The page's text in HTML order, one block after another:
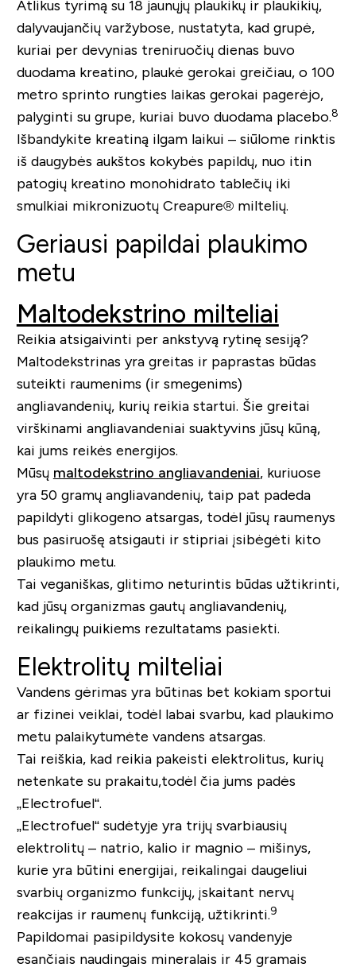
Atlikus tyrimą su 18 jaunųjų plaukikų ir plaukikių,
dalyvaujančių varžybose, nustatyta, kad grupė,
kuriai per devynias treniruočių dienas buvo
duodama kreatino, plaukė gerokai greičiau, o 100
metro sprinto rungties laikas gerokai pagerėjo,
palyginti su grupe, kuriai buvo duodama placebo.8
Išbandykite kreatiną ilgam laikui – siūlome rinktis
iš daugybės aukštos kokybės papildų, nuo itin
patogių kreatino monohidrato tablečių iki
smulkiai mikronizuotų Creapure® miltelių.
Geriausi papildai plaukimo
metu
Maltodekstrino milteliai
Reikia atsigaivinti per ankstyvą rytinę sesiją?
Maltodekstrinas yra greitas ir paprastas būdas
suteikti raumenims (ir smegenims)
angliavandenių, kurių reikia startui. Šie greitai
virškinami angliavandeniai suaktyvins jūsų kūną,
kai jums reikės energijos.
Mūsų maltodekstrino angliavandeniai, kuriuose
yra 50 gramų angliavandenių, taip pat padeda
papildyti glikogeno atsargas, todėl jūsų raumenys
bus pasiruošę atsigauti ir stipriai įsibėgėti kito
plaukimo metu.
Tai veganiškas, glitimo neturintis būdas užtikrinti,
kad jūsų organizmas gautų angliavandenių,
reikalingų puikiems rezultatams pasiekti.
Elektrolitų milteliai
Vandens gėrimas yra būtinas bet kokiam sportui
ar fizinei veiklai, todėl labai svarbu, kad plaukimo
metu palaikytumėte vandens atsargas.
Tai reiškia, kad reikia pakeisti elektrolitus, kurių
netenkate su prakaitu,todėl čia jums padės
„Electrofuel“.
„Electrofuel“ sudėtyje yra trijų svarbiausių
elektrolitų – natrio, kalio ir magnio – mišinys,
kurie yra būtini energijai, reikalingai daugeliui
svarbių organizmo funkcijų, įskaitant nervų
reakcijas ir raumenų funkciją, užtikrinti.9
Papildomai pasipildysite kokosų vandenyje
esančiais naudingais mineralais ir 45 gramais